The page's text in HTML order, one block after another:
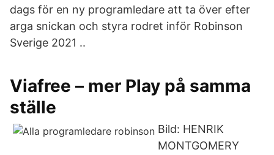
dags för en ny programledare att ta över efter
arga snickan och styra rodret inför Robinson
Sverige 2021 ..
Viafree – mer Play på samma
ställe
Bild: HENRIK
MONTGOMERY